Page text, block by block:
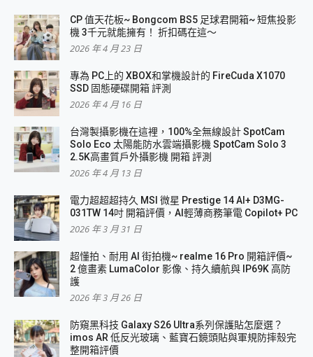
CP 值天花板~ Bongcom BS5 足球君開箱~ 短焦投影
機 3千元就能擁有！ 折扣碼在這～
2026 年 4 月 23 日
專為 PC上的 XBOX和掌機設計的 FireCuda X1070
SSD 固態硬碟開箱 評測
2026 年 4 月 16 日
台灣製攝影機在這裡，100%全無線設計 SpotCam
Solo Eco 太陽能防水雲端攝影機 SpotCam Solo 3
2.5K高畫質戶外攝影機 開箱 評測
2026 年 4 月 13 日
電力超超超持久 MSI 微星 Prestige 14 AI+ D3MG-
031TW 14吋 開箱評價，AI輕薄商務筆電 Copilot+ PC
2026 年 3 月 31 日
超懂拍、耐用 AI 街拍機~ realme 16 Pro 開箱評價~
2 億畫素 LumaColor 影像、持久續航與 IP69K 高防
護
2026 年 3 月 26 日
防窺黑科技 Galaxy S26 Ultra系列保護貼怎麼選？
imos AR 低反光玻璃、藍寶石鏡頭貼與軍規防摔殼完
整開箱評價